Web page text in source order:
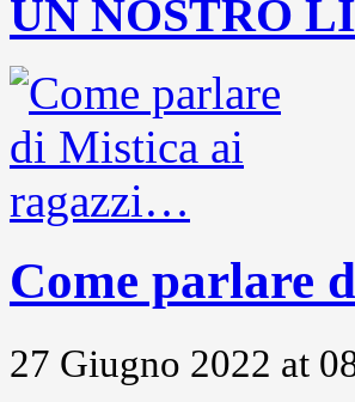
UN NOSTRO
Come parlare
27 Giugno 2022 at